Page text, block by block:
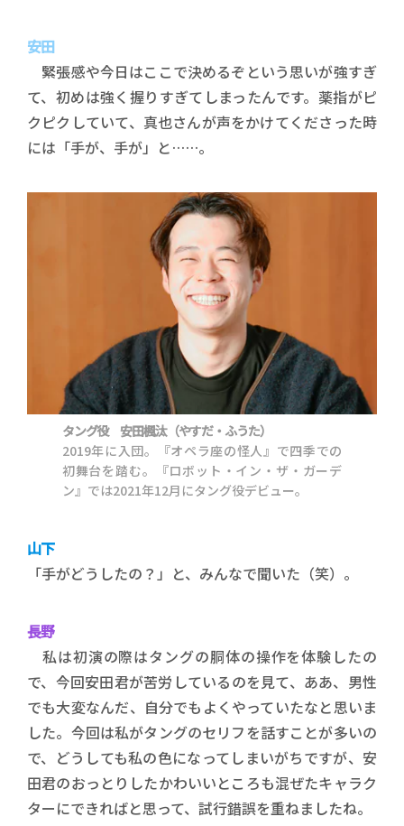
安田
緊張感や今日はここで決めるぞという思いが強すぎ
て、初めは強く握りすぎてしまったんです。薬指がピ
クピクしていて、真也さんが声をかけてくださった時
には「手が、手が」と……。
タング役 安田楓汰（やすだ・ふうた）
2019年に入団。『オペラ座の怪人』で四季での
初舞台を踏む。『ロボット・イン・ザ・ガーデ
ン』では2021年12月にタング役デビュー。
山下
「手がどうしたの？」と、みんなで聞いた（笑）。
長野
私は初演の際はタングの胴体の操作を体験したの
で、今回安田君が苦労しているのを見て、ああ、男性
でも大変なんだ、自分でもよくやっていたなと思いま
した。今回は私がタングのセリフを話すことが多いの
で、どうしても私の色になってしまいがちですが、安
田君のおっとりしたかわいいところも混ぜたキャラク
ターにできればと思って、試行錯誤を重ねましたね。